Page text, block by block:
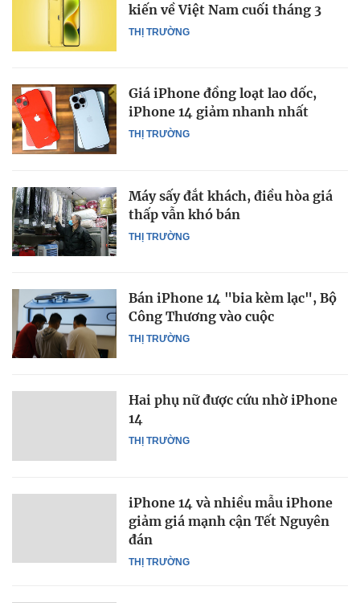
THỊ TRƯỜNG
kiến về Việt Nam cuối tháng 3
THỊ TRƯỜNG
Giá iPhone đồng loạt lao dốc,
iPhone 14 giảm nhanh nhất
THỊ TRƯỜNG
Máy sấy đắt khách, điều hòa giá
thấp vẫn khó bán
THỊ TRƯỜNG
Bán iPhone 14 "bia kèm lạc", Bộ
Công Thương vào cuộc
THỊ TRƯỜNG
Hai phụ nữ được cứu nhờ iPhone
14
THỊ TRƯỜNG
iPhone 14 và nhiều mẫu iPhone
giảm giá mạnh cận Tết Nguyên
đán